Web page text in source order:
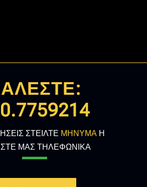
ΣΤΕΙΛΤΕ ΜΗΝΥΜΑ Η
ΜΑΣ ΤΗΛΕΦΩΝΙΚΑ